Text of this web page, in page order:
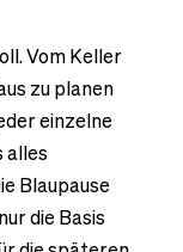
Vom Keller
zu planen
einzelne
alles
Blaupause
die Basis